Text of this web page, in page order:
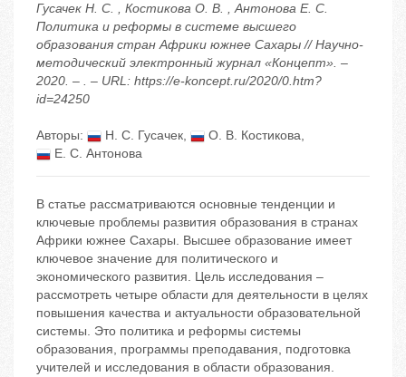
Гусачек Н. С. , Костикова О. В. , Антонова Е. С.
Политика и реформы в системе высшего
образования стран Африки южнее Сахары // Научно-
методический электронный журнал «Концепт». –
2020. – . – URL: https://e-koncept.ru/2020/0.htm?
id=24250
Авторы: Н. С. Гусачек, О. В. Костикова,
Е. С. Антонова
В статье рассматриваются основные тенденции и
ключевые проблемы развития образования в странах
Африки южнее Сахары. Высшее образование имеет
ключевое значение для политического и
экономического развития. Цель исследования –
рассмотреть четыре области для деятельности в целях
повышения качества и актуальности образовательной
системы. Это политика и реформы системы
образования, программы преподавания, подготовка
учителей и исследования в области образования.